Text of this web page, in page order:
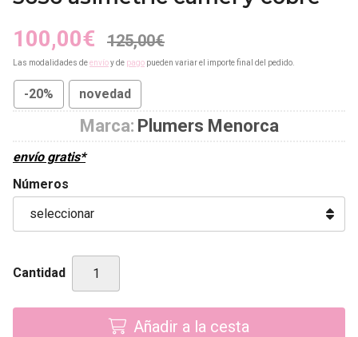
100,00€ 125,00€
Las modalidades deenvíoy de pago pueden variar el importe final del pedido.
-20% novedad
Marca: Plumers Menorca
envío gratis*
Números
Cantidad
Añadir a la cesta